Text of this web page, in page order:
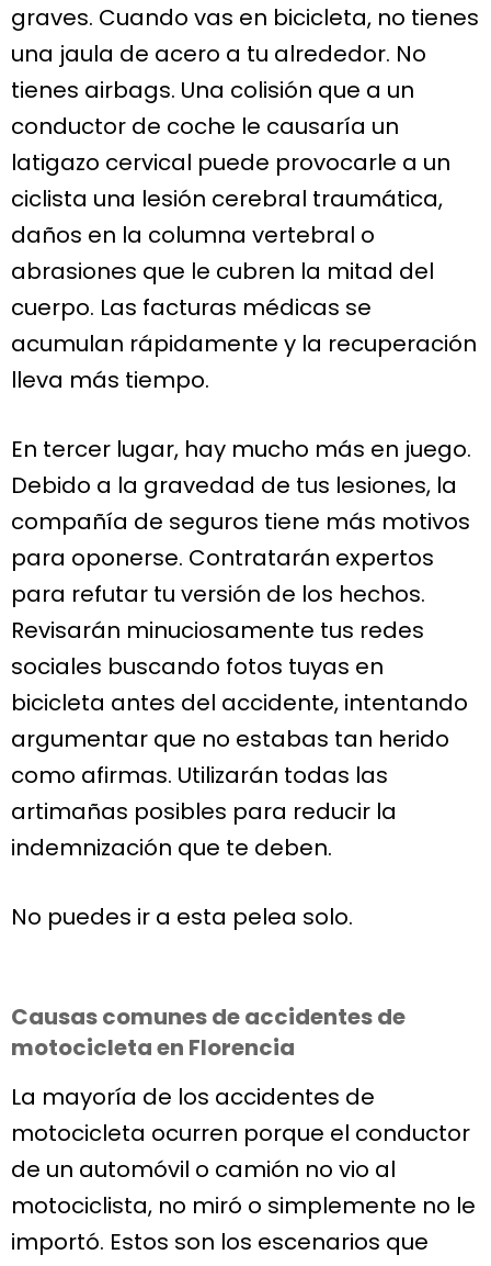
graves. Cuando vas en bicicleta, no tienes
una jaula de acero a tu alrededor. No
tienes airbags. Una colisión que a un
conductor de coche le causaría un
latigazo cervical puede provocarle a un
ciclista una lesión cerebral traumática,
daños en la columna vertebral o
abrasiones que le cubren la mitad del
cuerpo. Las facturas médicas se
acumulan rápidamente y la recuperación
lleva más tiempo.
En tercer lugar, hay mucho más en juego.
Debido a la gravedad de tus lesiones, la
compañía de seguros tiene más motivos
para oponerse. Contratarán expertos
para refutar tu versión de los hechos.
Revisarán minuciosamente tus redes
sociales buscando fotos tuyas en
bicicleta antes del accidente, intentando
argumentar que no estabas tan herido
como afirmas. Utilizarán todas las
artimañas posibles para reducir la
indemnización que te deben.
No puedes ir a esta pelea solo.
Causas comunes de accidentes de
motocicleta en Florencia
La mayoría de los accidentes de
motocicleta ocurren porque el conductor
de un automóvil o camión no vio al
motociclista, no miró o simplemente no le
importó. Estos son los escenarios que